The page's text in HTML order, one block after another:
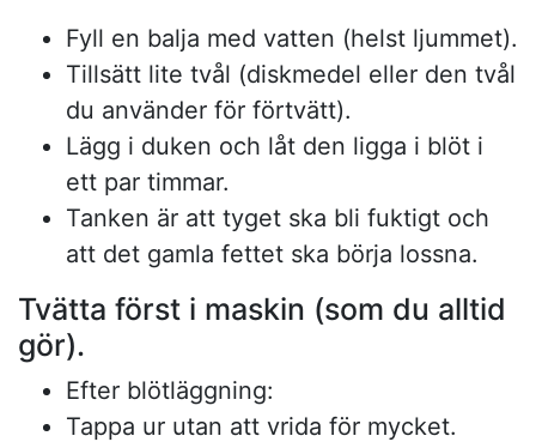
Fyll en balja med vatten (helst ljummet).
Tillsätt lite tvål (diskmedel eller den tvål
du använder för förtvätt).
Lägg i duken och låt den ligga i blöt i
ett par timmar.
Tanken är att tyget ska bli fuktigt och
att det gamla fettet ska börja lossna.
Tvätta först i maskin (som du alltid
gör).
Efter blötläggning:
Tappa ur utan att vrida för mycket.